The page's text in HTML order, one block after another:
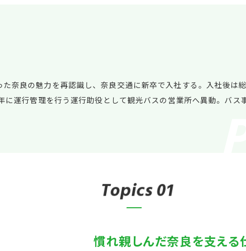
奈良の魅力を再認識し、奈良交通に新卒で入社する。入社後は
に運行管理を行う運行助役として観光バスの営業所へ異動。バス
Topics01
慣れ親しんだ奈良を支える